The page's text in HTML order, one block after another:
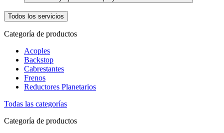
Todos los servicios
Categoría de productos
Acoples
Backstop
Cabrestantes
Frenos
Reductores Planetarios
Todas las categorías
Categoría de productos